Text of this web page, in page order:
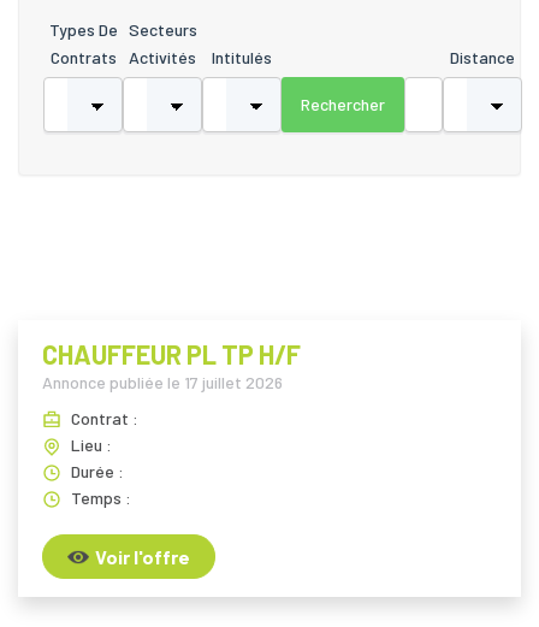
Distance
Types De
Contrats
Secteurs
Activités
Intitulés
CHAUFFEUR PL TP H/F
Annonce publiée le 17 juillet 2026
Contrat :
Lieu :
Durée :
Temps :
Voir l'offre